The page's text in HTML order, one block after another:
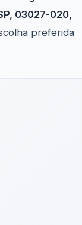
03027-020,
preferida